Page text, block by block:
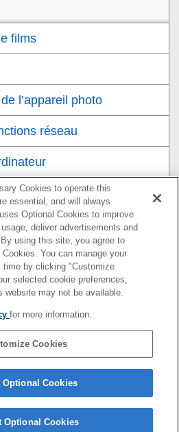
films
l’appareil photo
réseau
du MENU
la conformité aux lois sur
conformité partielle
accessibility/france/v1/fr/index.h
Cookies to operate this
essential, and will always
Optional Cookies to improve
deliver advertisements and
using this site, you agree to
You can manage your
time by clicking "Customize
selected cookie preferences,
website may not be available.
for more information.
Cookies
Optional Cookies
Optional Cookies